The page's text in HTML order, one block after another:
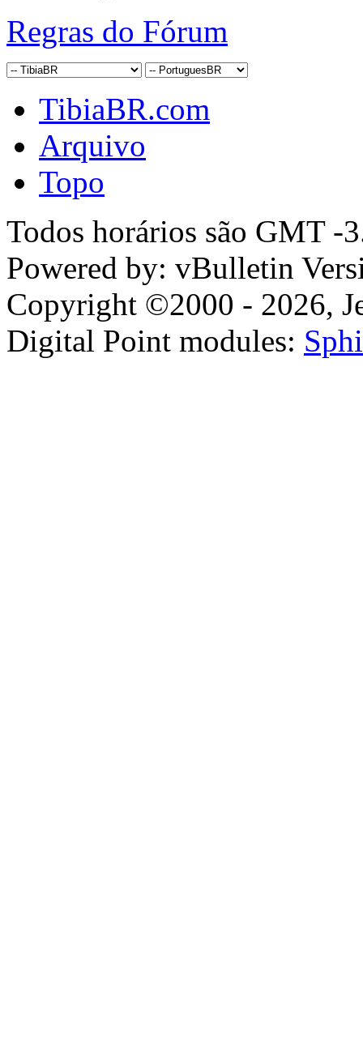
Regras do Fórum
TibiaBR.com
Arquivo
Topo
Todos horários são GMT -
Powered by: vBulletin
Copyright ©2000 - 2026,
Digital Point modules: